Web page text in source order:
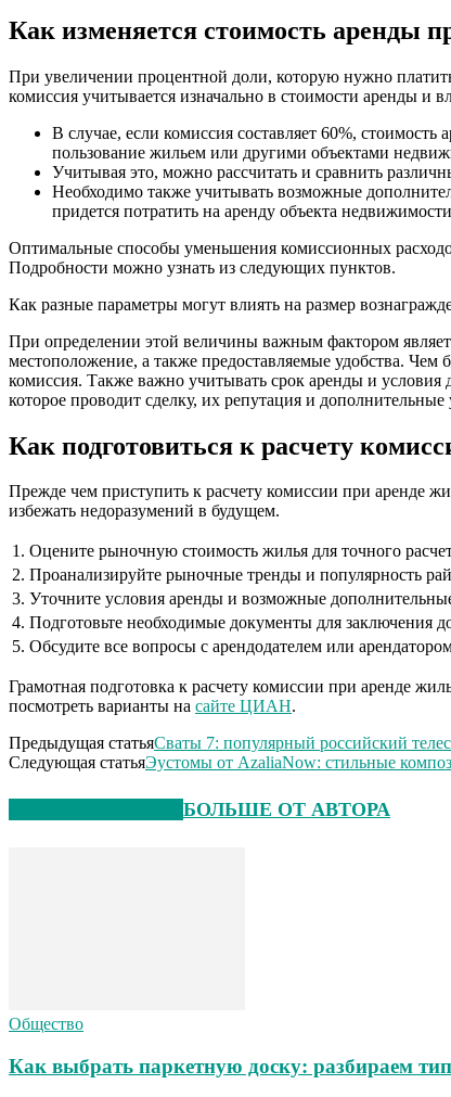
Как изменяется стоимость аренды
При увеличении процентной доли, которую нужно
комиссия учитывается изначально в стоимости аренды и
В случае, если комиссия составляет 60%,
пользование жильем или другими объектами
Учитывая это, можно рассчитать и сравнить
Необходимо также учитывать возможные
придется потратить на аренду объекта
Оптимальные способы уменьшения комиссионных
Подробности можно узнать из следующих пунктов.
Как разные параметры могут влиять на размер
При определении этой величины важным фактором
местоположение, а также предоставляемые удобства.
комиссия. Также важно учитывать срок аренды и условия
которое проводит сделку, их репутация и
Как подготовиться к расчету
Прежде чем приступить к расчету комиссии при аренде
избежать недоразумений в будущем.
1. Оцените рыночную стоимость жилья для точного
2. Проанализируйте рыночные тренды и популярность
3. Уточните условия аренды и возможные
4. Подготовьте необходимые документы для заключения
5. Обсудите все вопросы с арендодателем или
Грамотная подготовка к расчету комиссии при аренде
посмотреть варианты на сайте ЦИАН.
Предыдущая статьяСваты 7: популярный российский
Следующая статьяЭустомы от AzaliaNow: стильные
БОЛЬШЕ ОТ АВТОРА
Общество
Как выбрать паркетную доску: разбираем